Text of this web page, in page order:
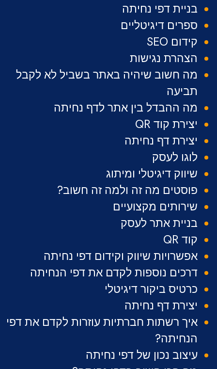
בניית דפי נחיתה
ספרים דיגיטליים
קידום SEO
הצהרת נגישות
מה חשוב שיהיה באתר בשביל לא לקבל
תביעה
מה ההבדל בין אתר לדף נחיתה
יצירת קוד QR
יצירת דף נחיתה
לוגו לעסק
שיווק דיגיטלי ומיתוג
פוסטים מה זה ולמה זה חשוב?
שירותים מקצועיים
בניית אתר לעסק
קוד QR
אפשרויות שיווק וקידום דפי נחיתה
דרכים נוספות לקדם את דפי הנחיתה
כרטיס ביקור דיגיטלי
יצירת דף נחיתה
איך רשתות חברתיות עוזרות לקדם את דפי
הנחיתה?
עיצוב נכון של דפי נחיתה